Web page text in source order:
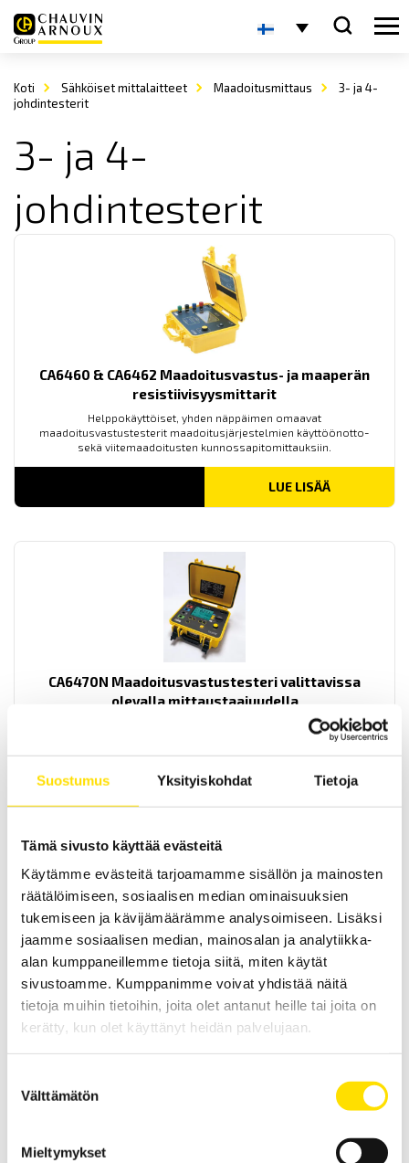
Suostumus Yksityiskohdat Tietoja
Tämä sivusto käyttää evästeitä
Käytämme evästeitä tarjoamamme sisällön ja mainosten
räätälöimiseen, sosiaalisen median ominaisuuksien
tukemiseen ja kävijämäärämme analysoimiseen. Lisäksi
jaamme sosiaalisen median, mainosalan ja analytiikka-
alan kumppaneillemme tietoja siitä, miten käytät
sivustoamme. Kumppanimme voivat yhdistää näitä
tietoja muihin tietoihin, joita olet antanut heille tai joita on
kerätty, kun olet käyttänyt heidän palvelujaan.
valinta
Välttämätön
Mieltymykset
Koti Sähköiset mittalaitteet Maadoitusmittaus
3- ja 4-
johdintesterit
3- ja 4-
johdintesterit
CA6460 & CA6462 Maadoitusvastus- ja maaperän
resistiivisyysmittarit
Helppokäyttöiset, yhden näppäimen omaavat
maadoitusvastustesterit maadoitusjärjestelmien käyttöönotto-
sekä viitemaadoitusten kunnossapitomittauksiin.
LUE LISÄÄ
CA6470N Maadoitusvastustesteri valittavissa
olevalla mittaustaajuudella
Soveltuu käytettäväksi maadoitusten käyttöönotto-
sekä viitemaadoitusten kunnossapitomittauksissa. Mahdollista
käyttää myös maaperän resistiivisyyden sekä jatkuvuuden
LUE LISÄÄ
CA6471 Maadoitusvastusmittari
maadoitusvastuksen sekä maaperän
kunnossapitomittauksissa. Selektiivinen mittausmenetelmä
soveltuu käytettäväksi maadoitusrimoille suoritettavissa
mittauksissa. Mahdollista käyttää myös maaperän resistiivisyyden